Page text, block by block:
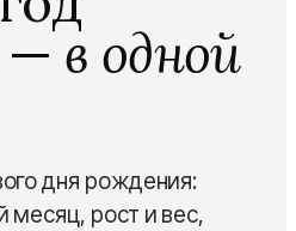
—в одной
дня рождения:
месяц, рост и вес,